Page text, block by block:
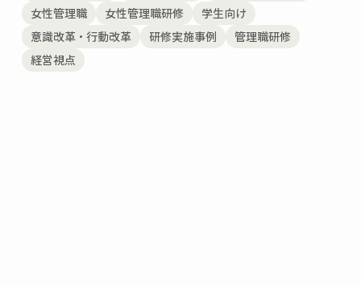
女性管理職
女性管理職研修
学生向け
意識改革・行動改革
研修実施事例
管理職研修
経営視点